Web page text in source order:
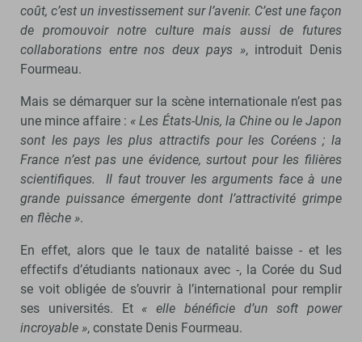
coût, c’est un investissement sur l’avenir. C’est une façon
de promouvoir notre culture mais aussi de futures
collaborations entre nos deux pays », introduit Denis
Fourmeau.
Mais se démarquer sur la scène internationale n’est pas
une mince affaire : « Les États-Unis, la Chine ou le Japon
sont les pays les plus attractifs pour les Coréens ; la
France n’est pas une évidence, surtout pour les filières
scientifiques. Il faut trouver les arguments face à une
grande puissance émergente dont l’attractivité grimpe
en flèche ».
En effet, alors que le taux de natalité baisse - et les
effectifs d’étudiants nationaux avec -, la Corée du Sud
se voit obligée de s’ouvrir à l’international pour remplir
ses universités. Et « elle bénéficie d’un soft power
incroyable », constate Denis Fourmeau.